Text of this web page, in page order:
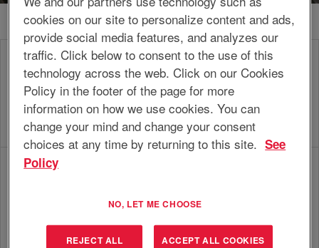
Planista
Formułowanie, monitorowanie,
zarządzanie i ciągłe doskonalenie (części)
planowania łańcucha dostaw, w ramach
uzgodnionych poziomów usług, zapasów
i kosztów, w celu osiągnięcia wydajności
logistycznej wymaganej przez klienta.
ds. planowania
strategii produkcji, wytycznych
korporacyjnych i uzgodnionych poziomów
usług, zapasów i kosztów, w celu realizacji
cookies on our site to personalize content and ads,
provide social media features, and analyzes our
traffic. Click below to consent to the use of this
technology across the web. Click on our Cookies
Policy in the footer of the page for more
information on how we use cookies. You can
change your mind and change your consent
choices at any time by returning to this site. See
Policy
NO, LET ME CHOOSE
REJECT ALL ACCEPT ALL COOKIES